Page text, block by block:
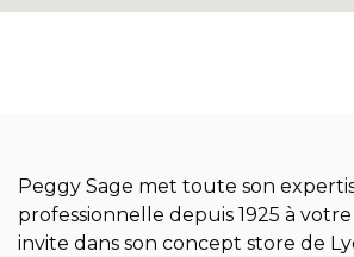
Peggy Sage met toute son
professionnelle depuis 1925 à
invite dans son concept store de